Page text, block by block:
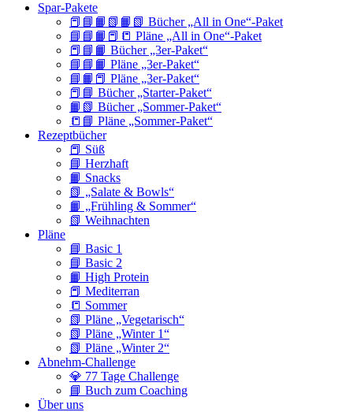
Spar-Pakete
📕📘📙📗📙📗 Bücher „All in One“-Paket
📘📘📙📕📒 Pläne „All in One“-Paket
📕📘📙 Bücher „3er-Paket“
📘📘📙 Pläne „3er-Paket“
📘📙📕 Pläne „3er-Paket“
📕📘 Bücher „Starter-Paket“
📙📗 Bücher „Sommer-Paket“
📒📘 Pläne „Sommer-Paket“
Rezeptbücher
📕 Süß
📘 Herzhaft
📙 Snacks
📗 „Salate & Bowls“
📙 „Frühling & Sommer“
📗 Weihnachten
Pläne
📘 Basic 1
📘 Basic 2
📙 High Protein
📕 Mediterran
📒 Sommer
📗 Pläne „Vegetarisch“
📗 Pläne „Winter 1“
📗 Pläne „Winter 2“
Abnehm-Challenge
💎 77 Tage Challenge
📘 Buch zum Coaching
Über uns